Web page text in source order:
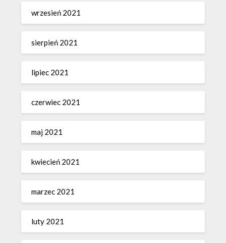
wrzesień 2021
sierpień 2021
lipiec 2021
czerwiec 2021
maj 2021
kwiecień 2021
marzec 2021
luty 2021